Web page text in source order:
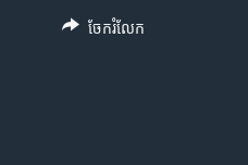
ទូរទស្សន៍ / វីដេអូ​
ចែករំលែក